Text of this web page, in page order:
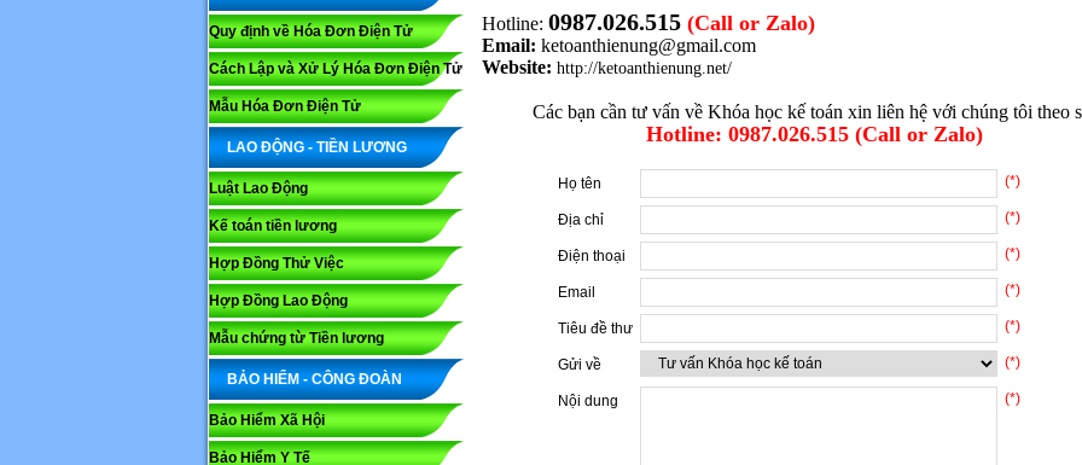
Quy định về Hóa Đơn Điện Tử
Cách Lập và Xử Lý Hóa Đơn Điện Tử
Mẫu Hóa Đơn Điện Tử
LAO ĐỘNG - TIỀN LƯƠNG
Luật Lao Động
Kế toán tiền lương
Hợp Đồng Thử Việc
Hợp Đồng Lao Động
Mẫu chứng từ Tiền lương
BẢO HIỂM - CÔNG ĐOÀN
Bảo Hiểm Xã Hội
Bảo Hiểm Y Tế
Hotline: 0987.026.515 (Call or Zalo)
Email: ketoanthienung@gmail.com
Website: http://ketoanthienung.net/
Các bạn cần tư vấn về Khóa học kế toán xin liên hệ với chúng tôi theo
Hotline: 0987.026.515 (Call or Zalo)
Họ tên (*)
Địa chỉ (*)
Điện thoại (*)
Email (*)
Tiêu đề thư (*)
Gửi về (*)
Nội dung (*)